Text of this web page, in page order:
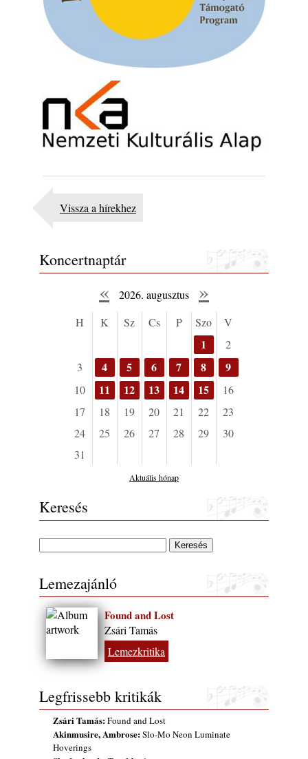
Vissza a hírekhez
Koncertnaptár
« 2026. augusztus »
H K Sz Cs P Szo V
1
2
3
4 5 6 7 8 9
10 11 12 13 14 15
16
17
18 19 20 21 22
23
24
25 26 27 28 29
30
31
Aktuális hónap
Keresés
Lemezajánló
Found and Lost
Zsári Tamás
Lemezkritika
Legfrissebb kritikák
Zsári Tamás:Found and Lost
Akinmusire, Ambrose:Slo-Mo Neon Luminate
Hoverings